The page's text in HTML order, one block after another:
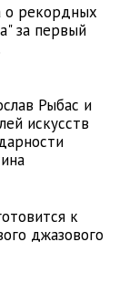
о рекордных
за первый
Рыбас и
искусств
к
джазового